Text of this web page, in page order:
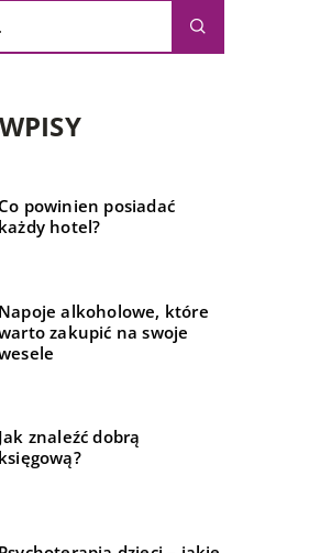
Co powinien posiadać
każdy hotel?
Napoje alkoholowe, które
zakupić na swoje
Jak znaleźć dobrą
księgową?